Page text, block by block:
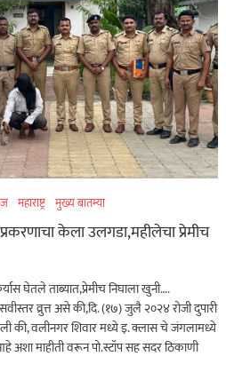
महाराष्ट्र मुख्य बातम्या
केला उलगडा,महीलेचा प्रेमीच
घेतले ताब्यात,प्रेमीच निघाला खुनी….
व्रुत्त असे की,दि. (१७) जुलै २०२४ रोजी दुपारी
की, वलीनगर शिवार मध्ये इ. क्लास चे जंगलामध्ये
अशा माहीती वरून पो.स्टॉप सह सदर ठिकाणी